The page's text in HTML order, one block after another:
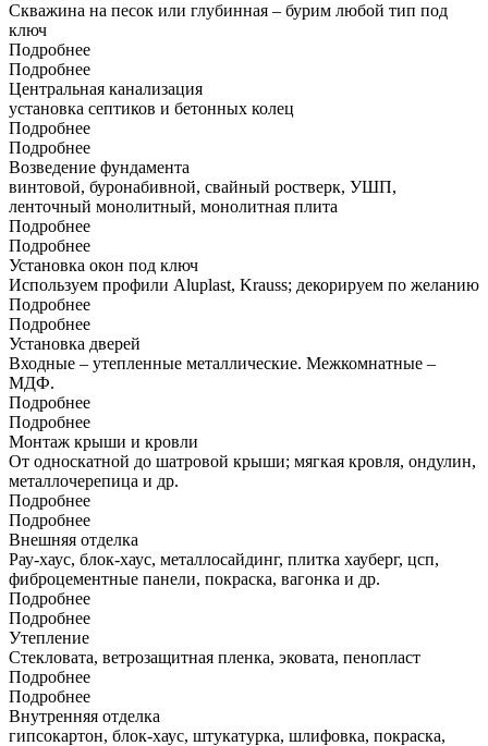
Скважина на песок или глубинная – бурим любой тип под
ключ
Подробнее
Подробнее
Центральная канализация
установка септиков и бетонных колец
Подробнее
Подробнее
Возведение фундамента
винтовой, буронабивной, свайный ростверк, УШП,
ленточный монолитный, монолитная плита
Подробнее
Подробнее
Установка окон под ключ
Используем профили Aluplast, Krauss; декорируем по желанию
Подробнее
Подробнее
Установка дверей
Входные – утепленные металлические. Межкомнатные –
МДФ.
Подробнее
Подробнее
Монтаж крыши и кровли
От односкатной до шатровой крыши; мягкая кровля, ондулин,
металлочерепица и др.
Подробнее
Подробнее
Внешняя отделка
Рау-хаус, блок-хаус, металлосайдинг, плитка хауберг, цсп,
фиброцементные панели, покраска, вагонка и др.
Подробнее
Подробнее
Утепление
Стекловата, ветрозащитная пленка, эковата, пенопласт
Подробнее
Подробнее
Внутренняя отделка
гипсокартон, блок-хаус, штукатурка, шлифовка, покраска,